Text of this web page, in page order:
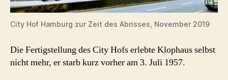
City Hof Hamburg zur Zeit des Abrisses, November 2019
Die Fertigstellung des City Hofs erlebte Klophaus selbst
nicht mehr, er starb kurz vorher am 3. Juli 1957.